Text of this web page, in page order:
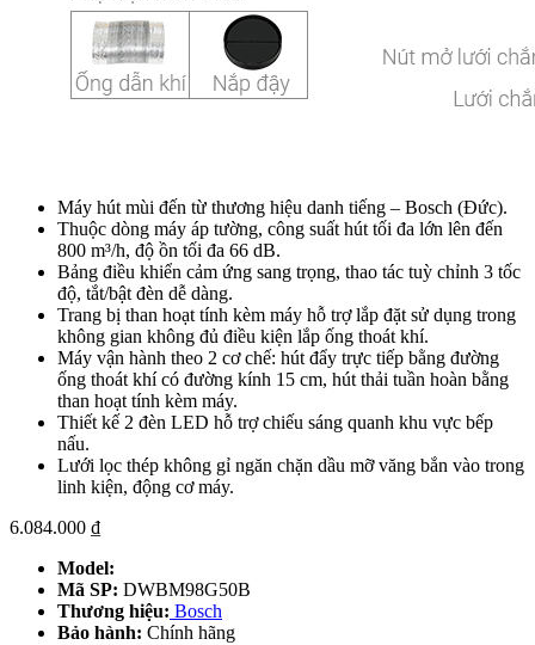
Máy hút mùi đến từ thương hiệu danh tiếng – Bosch (Đức).
Thuộc dòng máy áp tường, công suất hút tối đa lớn lên đến
800 m³/h, độ ồn tối đa 66 dB.
Bảng điều khiển cảm ứng sang trọng, thao tác tuỳ chỉnh 3 tốc
độ, tắt/bật đèn dễ dàng.
Trang bị than hoạt tính kèm máy hỗ trợ lắp đặt sử dụng trong
không gian không đủ điều kiện lắp ống thoát khí.
Máy vận hành theo 2 cơ chế: hút đẩy trực tiếp bằng đường
ống thoát khí có đường kính 15 cm, hút thải tuần hoàn bằng
than hoạt tính kèm máy.
Thiết kế 2 đèn LED hỗ trợ chiếu sáng quanh khu vực bếp
nấu.
Lưới lọc thép không gỉ ngăn chặn dầu mỡ văng bắn vào trong
linh kiện, động cơ máy.
6.084.000 ₫
Model:
Mã SP: DWBM98G50B
Thương hiệu: Bosch
Bảo hành: Chính hãng